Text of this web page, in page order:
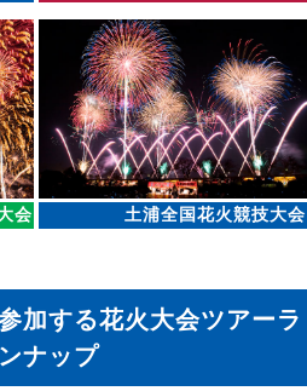
会 土浦全国花火競技大会
加する花火大会ツアーラ
ナップ